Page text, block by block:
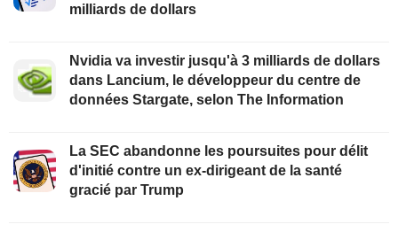
milliards de dollars
Nvidia va investir jusqu'à 3 milliards de dollars
dans Lancium, le développeur du centre de
données Stargate, selon The Information
La SEC abandonne les poursuites pour délit
d'initié contre un ex-dirigeant de la santé
gracié par Trump